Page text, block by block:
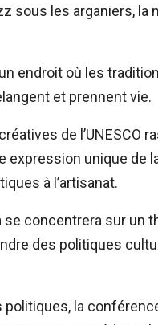
sous les arganiers,
endroit où les
et prennent vie.
de l’UNESCO
expression unique de
à l’artisanat.
se concentrera sur
des politiques
politiques, la